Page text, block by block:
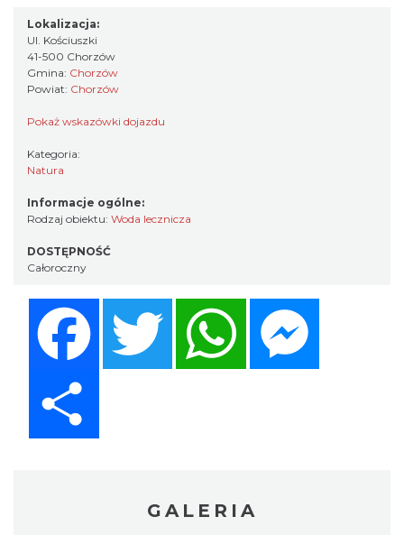
Lokalizacja:
Ul. Kościuszki
41-500 Chorzów
Gmina: Chorzów
Powiat: Chorzów
Pokaż wskazówki dojazdu
Kategoria:
Natura
Informacje ogólne:
Rodzaj obiektu: Woda lecznicza
DOSTĘPNOŚĆ
Całoroczny
Twitter WhatsApp
GALERIA